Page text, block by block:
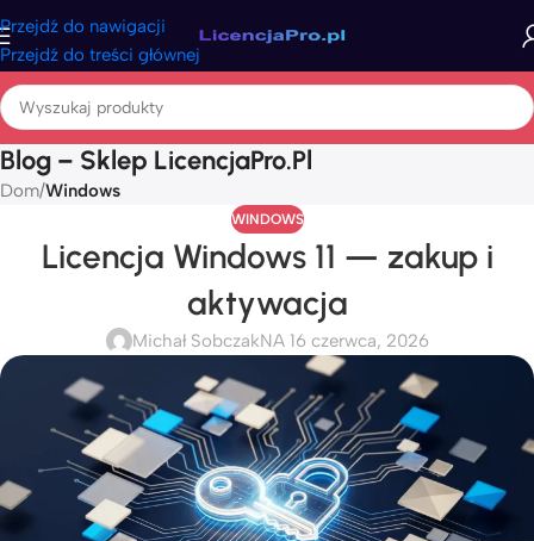
Przejdź do nawigacji
Przejdź do treści głównej
Blog – Sklep LicencjaPro.pl
Dom/Windows
WINDOWS
Licencja Windows 11 — zakup i
aktywacja
Michał SobczakNA 16 czerwca, 2026